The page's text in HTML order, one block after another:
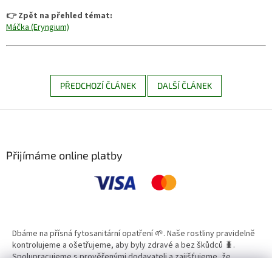
👉 Zpět na přehled témat:
Máčka (Eryngium)
PŘEDCHOZÍ ČLÁNEK DALŠÍ ČLÁNEK
Přijímáme online platby
Dbáme na přísná fytosanitární opatření 🌱. Naše rostliny pravidelně
kontrolujeme a ošetřujeme, aby byly zdravé a bez škůdců 🐛.